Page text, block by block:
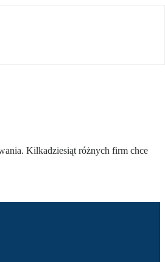
Kilkadziesiąt różnych firm chce